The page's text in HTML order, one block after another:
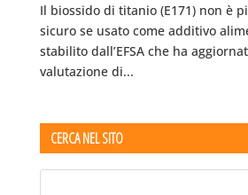
Il biossido di titanio (E171) non è
sicuro se usato come additivo
stabilito dall’EFSA che ha
valutazione di...
CERCA NEL SITO